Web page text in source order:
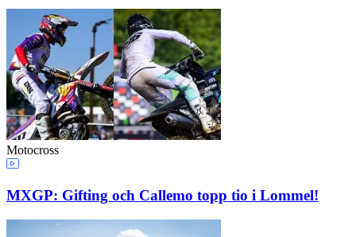
Motocross
MXGP: Gifting och Callemo topp tio i Lommel!